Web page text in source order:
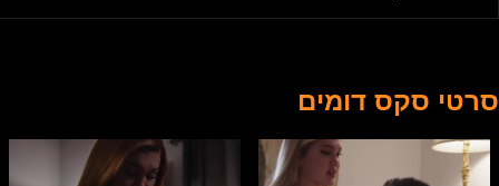
סרטי סקס דומים